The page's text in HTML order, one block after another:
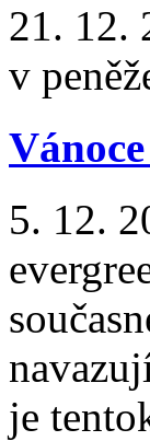
21. 12.
v
5. 12.
je